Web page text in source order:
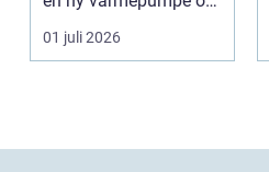
er en profes...
01 juli 2026